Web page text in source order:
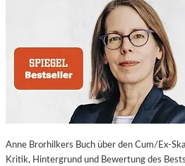
Anne Brorhilkers Buch über den Cum/Ex-
Kritik, Hintergrund und Bewertung des